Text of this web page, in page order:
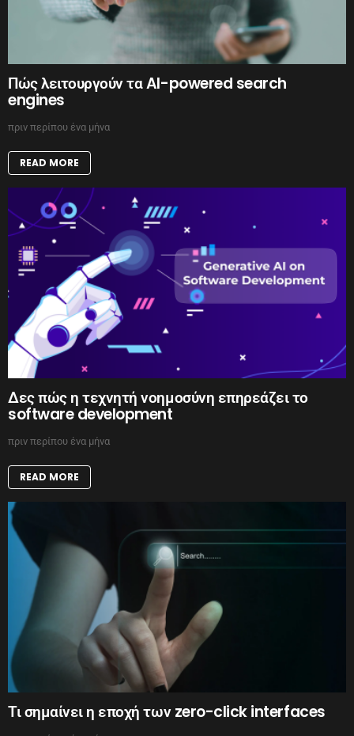
Πώς λειτουργούν τα AI-powered search
engines
πριν περίπου ένα μήνα
READ MORE
Δες πώς η τεχνητή νοημοσύνη επηρεάζει το
software development
πριν περίπου ένα μήνα
READ MORE
Τι σημαίνει η εποχή των zero-click interfaces